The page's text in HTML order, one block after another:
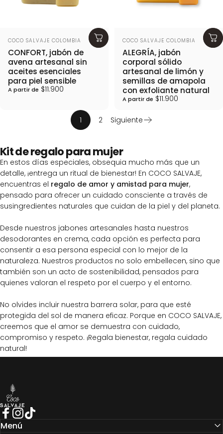
Proveedor:
COCO SALVAJE COLOMBIA
CONFORT, jabón de
avena artesanal sin
aceites esenciales
para piel sensible
A partir de $11.900
Proveedor:
COCO SALVAJE COLOMBIA
ALEGRÍA, jabón
corporal sólido
artesanal de limón y
semillas de amapola
con exfoliante natural
A partir de $11.900
1 2 Siguiente
Kit de regalo para mujer
En estos días especiales, obsequia mucho más que un
detalle, ¡entrega un ritual de bienestar! En COCO SALVAJE,
encuentras el regalo de amor y amistad para mujer,
pensado para ofrecer un cuidado consciente a través de
susingredientes naturales que cuidan de la piel y del planeta.
Desde nuestros jabones artesanales hasta nuestros
desodorantes en crema, cada opción es perfecta para
consentir a esa persona especial con lo mejor de la
naturaleza. Nuestros productos no solo embellecen, sino que
también son un acto de sostenibilidad, pensados para
quienes valoran el respeto por el cuerpo y el entorno.
No olvides incluir nuestra barrera solar, para que esté
protegida del sol de manera eficaz. Porque en COCO SALVAJE,
creemos que el amor se demuestra con cuidado,
compromiso y respeto. ¡Regala bienestar, regala cuidado
natural!
COCO SALVAJE
Facebook
Instagram
Menú